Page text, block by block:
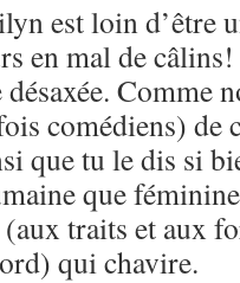
est loin d’être
en mal de
Comme
comédiens) de
que tu le dis si
que
traits et aux
qui chavire.